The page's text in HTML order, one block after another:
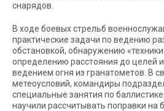
снарядов.
В ходе боевых стрельб
практические задачи по ведению
обстановкой, обнаружению
определению расстояния до целей
ведением огня из гранатометов. В
метеоусловий, командиры
специальные занятия по
научили рассчитывать поправки на